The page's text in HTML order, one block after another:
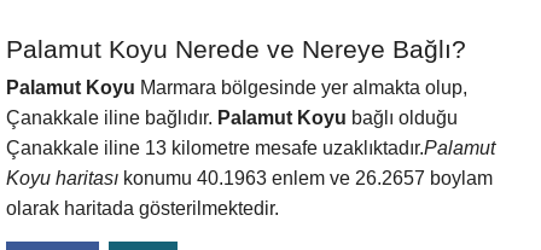
Palamut Koyu Nerede ve Nereye Bağlı?
Palamut Koyu Marmara bölgesinde yer almakta olup,
Çanakkale iline bağlıdır. Palamut Koyu bağlı olduğu
Çanakkale iline 13 kilometre mesafe uzaklıktadır.Palamut
Koyu haritası konumu 40.1963 enlem ve 26.2657 boylam
olarak haritada gösterilmektedir.